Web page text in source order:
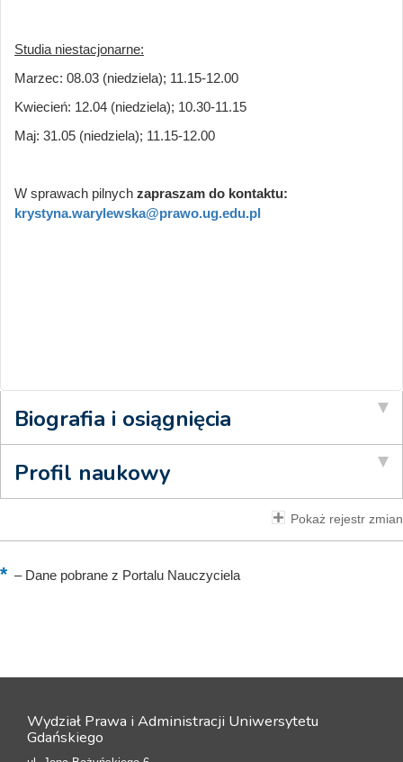
Studia niestacjonarne:
Marzec: 08.03 (niedziela); 11.15-12.00
Kwiecień: 12.04 (niedziela); 10.30-11.15
Maj: 31.05 (niedziela); 11.15-12.00
W sprawach pilnych zapraszam do kontaktu:
krystyna.warylewska@prawo.ug.edu.pl
Biografia i osiągnięcia
Profil naukowy
Pokaż rejestr zmian
–Dane pobrane z Portalu Nauczyciela
Wydział Prawa i Administracji Uniwersytetu
Gdańskiego